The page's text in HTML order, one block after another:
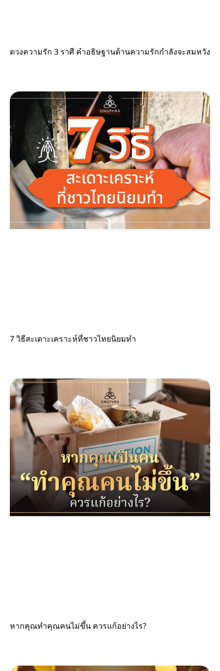
ดวงความรัก 3 ราศี คำอธิษฐานด้านความรักกำลังจะสมหวัง
7 วิธีสะเดาะเคราะห์ที่ชาวไทยนิยมทำ
หากคุณทำคุณคนไม่ขึ้น ควรแก้อย่างไร?